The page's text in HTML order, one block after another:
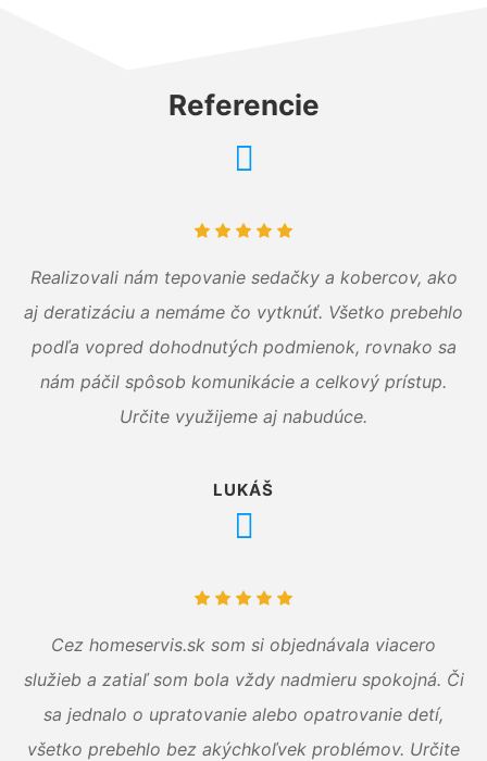
Referencie
Realizovali nám tepovanie sedačky a kobercov, ako
aj deratizáciu a nemáme čo vytknúť. Všetko prebehlo
podľa vopred dohodnutých podmienok, rovnako sa
nám páčil spôsob komunikácie a celkový prístup.
Určite využijeme aj nabudúce.
LUKÁŠ
Cez homeservis.sk som si objednávala viacero
služieb a zatiaľ som bola vždy nadmieru spokojná. Či
sa jednalo o upratovanie alebo opatrovanie detí,
všetko prebehlo bez akýchkoľvek problémov. Určite